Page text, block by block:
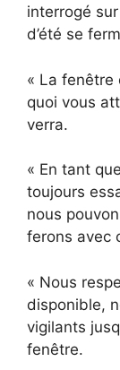
interrogé
d’été se
« La
quoi vous
verra.
« En tant
toujours
nous
ferons avec
« Nous
disponible,
vigilants
fenêtre.